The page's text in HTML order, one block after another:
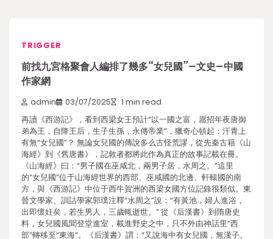
TRIGGER
前找九宮格聚會人編排了幾多“女兒國”–文史–中國
作家網
admin 03/07/2025 1 min read
再讀《西游記》，看到西梁女王預計“以一國之富，愿招年夜唐御
弟為王，自降王后，生子生孫，永傳帝業”，獵奇心頓起：汗青上
有無“女兒國”？ 無論女兒國的傳說多么古怪荒謬，從先秦古籍《山
海經》到《舊唐書》，記敘者都將此作為真正的故事記載在冊。
《山海經》曰：“男子國在巫咸北，兩男子居，水周之。”這里
的“女兒國”位于山海經世界的西部、巫咸國的北邊、軒轅國的南
方，與《西游記》中位于西牛賀洲的西梁女國方位記錄很類似。東
晉文學家、訓詁學家郭璞注釋“水周之”說：“有黃池，婦人進浴，
出即懷妊矣，若生男人，三歲輒逝世。” 從《后漢書》到隋唐史
料，女兒國風聞登堂進室，載進野史之中，只不外由神話里“西
部”轉移至“東海”。《后漢書》謂：“又說海中有女兒國，無漢子。